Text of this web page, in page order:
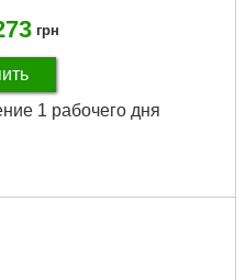
грн
1 рабочего дня